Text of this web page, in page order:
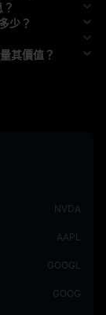
少？
其價值？
NVDA
AAPL
GOOGL
GOOG